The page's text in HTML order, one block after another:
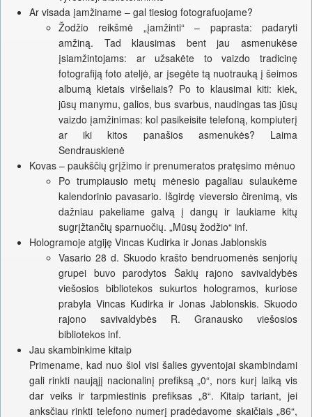
Ar visada įamžiname – gal tiesiog fotografuojame?
Žodžio reikšmė „įamžinti“ – paprasta: padaryti
amžiną. Tad klausimas bent jau asmenukėse
įsiamžintojams: ar užsakėte to vaizdo tradicinę
fotografiją foto ateljė, ar įsegėte tą nuotrauką į šeimos
albumą kietais viršeliais? Po to klausimai kiti: kiek,
jūsų manymu, galios, bus svarbus, naudingas tas jūsų
vaizdo įamžinimas: kol pasikeisite telefoną, kompiuterį
ar iki kitos panašios asmenukės? Laima
Sendrauskienė
Kovas – paukščių grįžimo ir prenumeratos pratęsimo mėnuo
Po trumpiausio metų mėnesio pagaliau sulaukėme
kalendorinio pavasario. Išgirdę vieversio čirenimą, vis
dažniau pakeliame galvą į dangų ir laukiame kitų
sugrįžtančių sparnuočių. „Mūsų žodžio“ inf.
Hologramoje atgiję Vincas Kudirka ir Jonas Jablonskis
Vasario 28 d. Skuodo krašto bendruomenės senjorių
grupei buvo parodytos Šakių rajono savivaldybės
viešosios bibliotekos sukurtos hologramos, kuriose
prabyla Vincas Kudirka ir Jonas Jablonskis. Skuodo
rajono savivaldybės R. Granausko viešosios
bibliotekos inf.
Jau skambinkime kitaip
Primename, kad nuo šiol visi šalies gyventojai skambindami
gali rinkti naująjį nacionalinį prefiksą „0“, nors kurį laiką vis
dar veiks ir tarpmiestinis prefiksas „8“. Kitaip tariant, jei
anksčiau rinkti telefono numerį pradėdavome skaičiais „86“,